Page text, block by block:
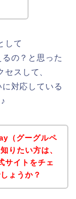
して
の？と思った
スして、
対応している
（グーグルペ
りたい方は、
サイトをチェ
ょうか？